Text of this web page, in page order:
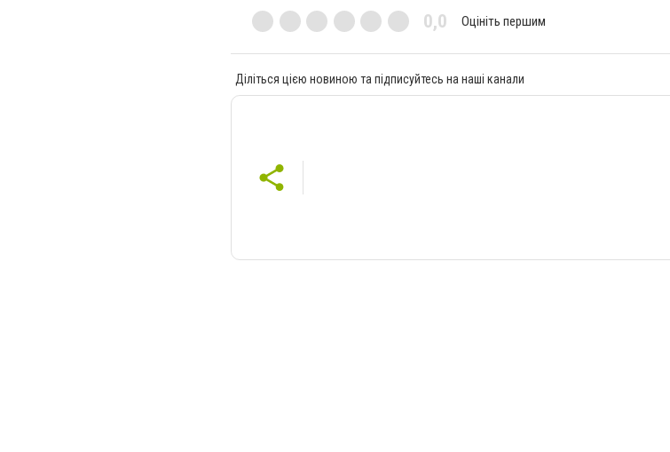
0,0 Оцініть першим
Діліться цією новиною та підписуйтесь на наші канали